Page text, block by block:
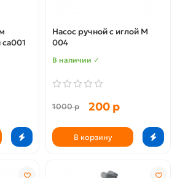
Насос ручной с иглой М
004
В наличии ✓
1000 р 200 р
В корзину